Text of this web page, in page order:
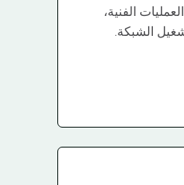
الفنية،
الشبكة.